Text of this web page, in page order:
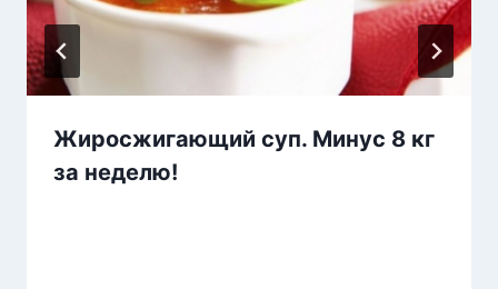
Жиросжигающий суп. Минус 8 кг
за неделю!